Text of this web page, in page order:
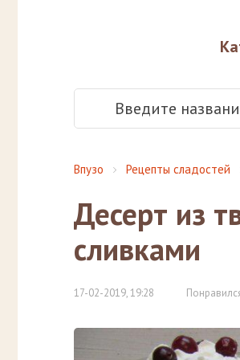
Впузо Рецепты сладостей
Десерт из
сливками
17-02-2019, 19:28